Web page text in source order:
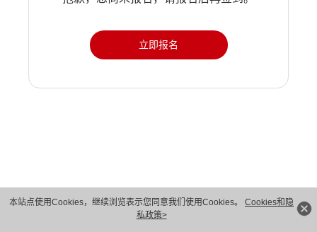
本站点使用Cookies，继续浏览表示您同意我们使用Cookies。 Cookies和隐
私政策>
立即报名
版权所有 © 华为技术有限公司 1998-2026。 保留一切权利。粤A2-20044005号
隐私保护
法律声明